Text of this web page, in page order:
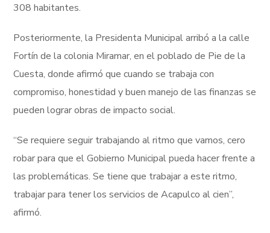
308 habitantes.
Posteriormente, la Presidenta Municipal arribó a la calle
Fortín de la colonia Miramar, en el poblado de Pie de la
Cuesta, donde afirmó que cuando se trabaja con
compromiso, honestidad y buen manejo de las finanzas se
pueden lograr obras de impacto social.
“Se requiere seguir trabajando al ritmo que vamos, cero
robar para que el Gobierno Municipal pueda hacer frente a
las problemáticas. Se tiene que trabajar a este ritmo,
trabajar para tener los servicios de Acapulco al cien”,
afirmó.